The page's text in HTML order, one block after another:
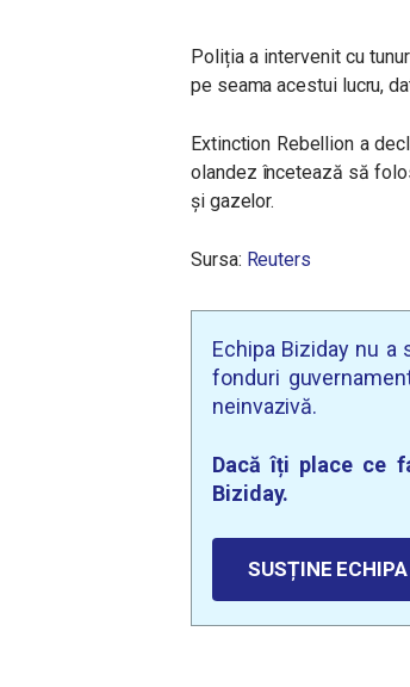
Poliția a intervenit cu
pe seama acestui lucru,
Extinction Rebellion a
olandez încetează să
și gazelor.
Sursa: Reuters
Echipa Biziday nu
fonduri
neinvazivă.
Dacă îți place ce
Biziday.
SUSȚINE